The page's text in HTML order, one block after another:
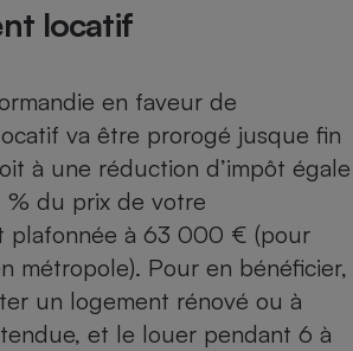
locatif
en faveur de
va être prorogé jusque fin
à une réduction d’impôt égale
% du prix de votre
plafonnée à 63 000 € (pour
métropole). Pour en bénéficier,
un logement rénové ou à
et le louer pendant 6 à